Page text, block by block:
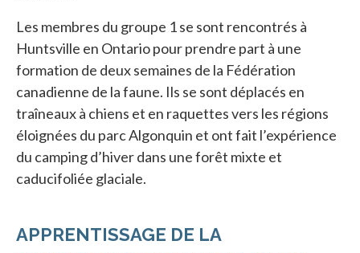
Les membres du groupe 1 se sont rencontrés à
Huntsville en Ontario pour prendre part à une
formation de deux semaines de la Fédération
canadienne de la faune. Ils se sont déplacés en
traîneaux à chiens et en raquettes vers les régions
éloignées du parc Algonquin et ont fait l’expérience
du camping d’hiver dans une forêt mixte et
caducifoliée glaciale.
APPRENTISSAGE DE LA